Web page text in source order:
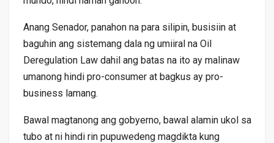
Anang Senador, panahon na para silipin, busisiin at
baguhin ang sistemang dala ng umiiral na Oil
Deregulation Law dahil ang batas na ito ay malinaw
umanong hindi pro-consumer at bagkus ay pro-
business lamang.
Bawal magtanong ang gobyerno, bawal alamin ukol sa
tubo at ni hindi rin pupuwedeng magdikta kung